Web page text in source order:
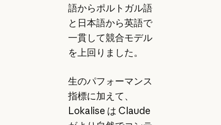
語からポルトガル語
と日本語から英語で
一貫して競合モデル
を上回りました。
生のパフォーマンス
指標に加えて、
Lokalise は Claude